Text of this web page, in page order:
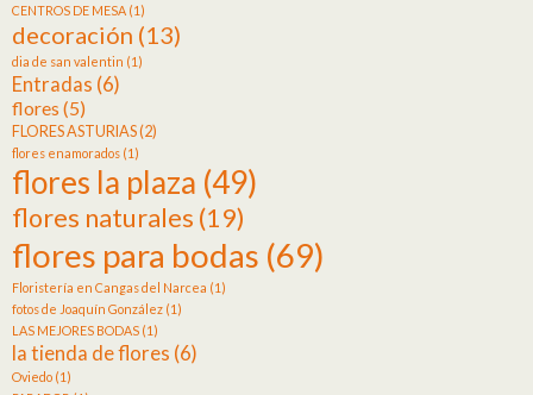
CENTROS DE MESA (1)
decoración (13)
dia de san valentin (1)
Entradas (6)
flores (5)
FLORES ASTURIAS(2)
flores enamorados (1)
flores la plaza (49)
flores naturales (19)
flores para bodas (69)
Floristería en Cangas del Narcea (1)
fotos de Joaquín González (1)
LAS MEJORES BODAS (1)
la tienda de flores (6)
Oviedo (1)